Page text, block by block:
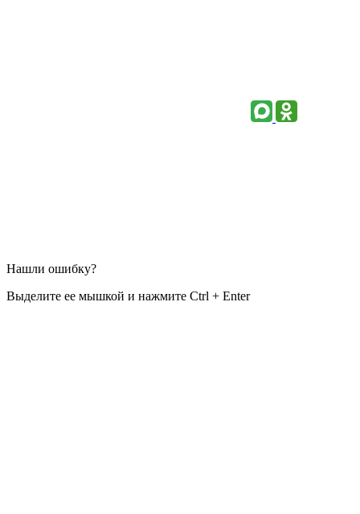
Нашли ошибку?
Выделите ее мышкой и нажмите Ctrl + Enter